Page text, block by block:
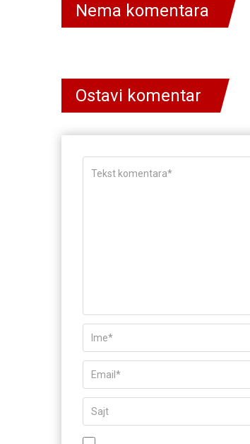
Nema komentara
Ostavi komentar